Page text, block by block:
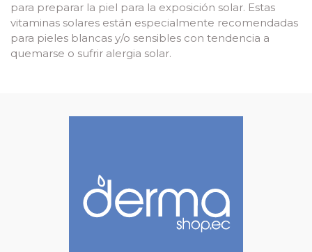
para preparar la piel para la exposición solar. Estas
vitaminas solares están especialmente recomendadas
para pieles blancas y/o sensibles con tendencia a
quemarse o sufrir alergia solar.